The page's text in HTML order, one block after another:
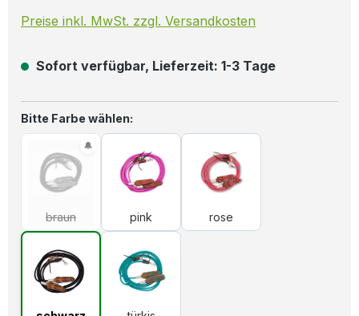
Preise inkl. MwSt. zzgl. Versandkosten
Sofort verfügbar, Lieferzeit: 1-3 Tage
Bitte Farbe wählen:
braun
braun
(Diese Option ist zurzeit nicht verfügbar.)
pink
pink
rose
rose
schwarz türkis